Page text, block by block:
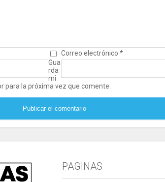
Correo electrónico *
Gua
rda
mi
para la próxima vez que comente.
PAGINAS